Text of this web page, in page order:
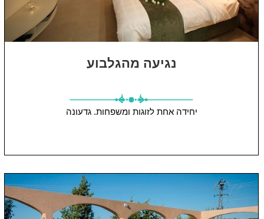
נגיעה מהגלבוע
יחידה אחת לזוגות ומשפחות. גדעונה